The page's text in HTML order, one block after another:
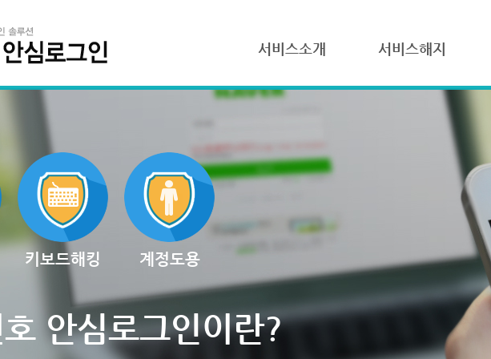
서비스소개 서비스해지
키보드해킹 계정도용
안심로그인이란?